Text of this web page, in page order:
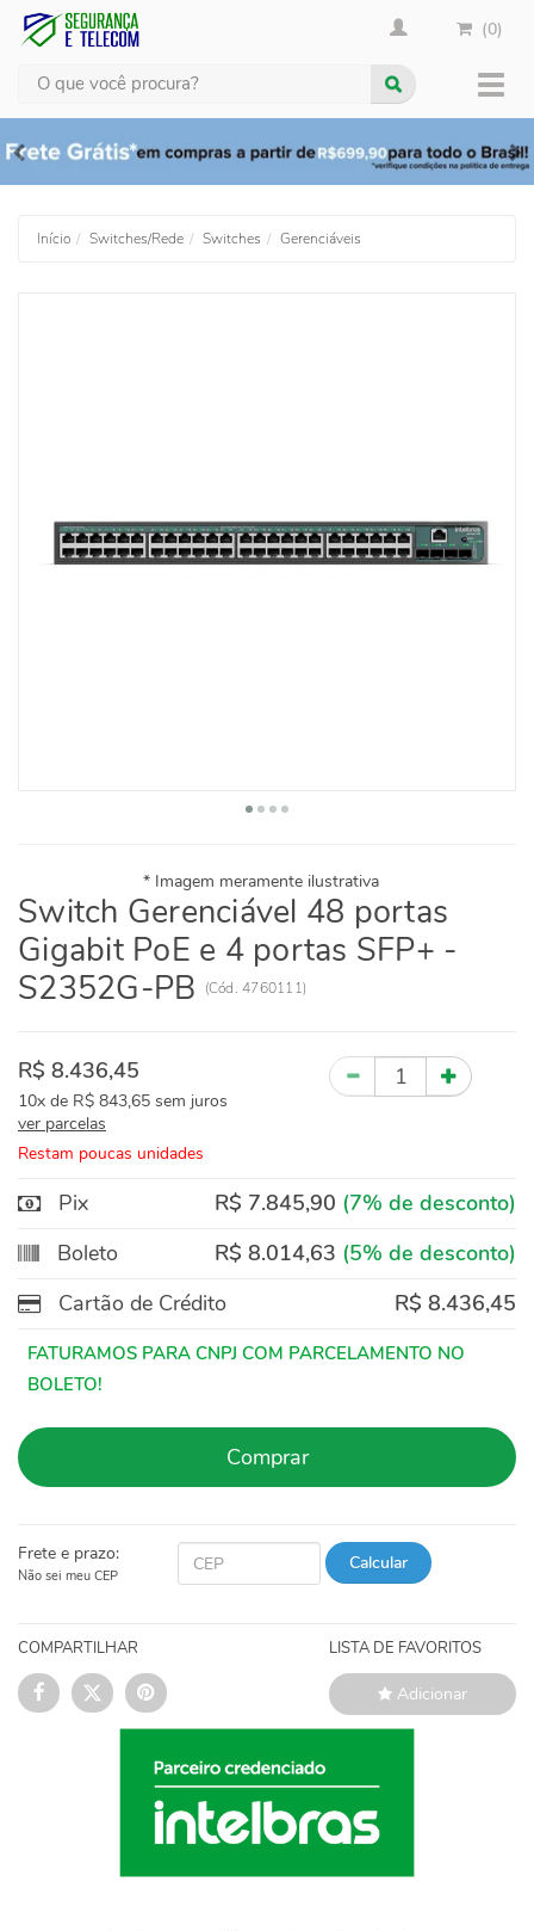
(0)
Busca
Início Switches/Rede Switches Gerenciáveis
Switch Gerenciável 48 portas
Gigabit PoE e 4 portas SFP+ -
S2352G-PB
(Cód. 4760111)
R$ 8.436,45
10x de R$ 843,65 sem juros
ver parcelas
Restam poucas unidades
Quantidade
Pix R$ 7.845,90 (7% de desconto)
Boleto
R$ 8.014,63 (5% de desconto)
Cartão de Crédito
R$ 8.436,45
Comprar
Frete e prazo:
Não sei meu CEP
Calcular
COMPARTILHAR LISTA DE FAVORITOS
Adicionar